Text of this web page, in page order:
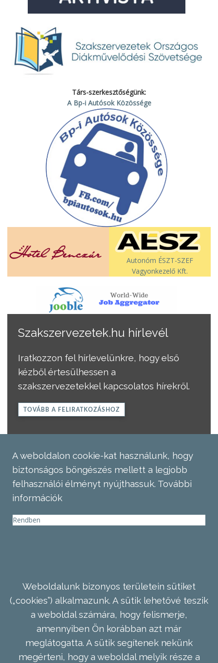
Társ-szerkesztőségünk:
A Bp-i Autósok Közössége
Autonóm ÉSZT-SZEF
Vagyonkezelő Kft.
Szakszervezetek.hu hírlevél
Iratkozzon fel hírlevelünkre, hogy első
kézből értesülhessen a
szakszervezetekkel kapcsolatos hírekről.
TOVÁBB A FELIRATKOZÁSHOZ
A weboldalon cookie-kat használunk, hogy
biztonságos böngészés mellett a legjobb
felhasználói élményt nyújthassuk. További
információk
Rendben
Weboldalunk bizonyos területein sütiket
(„cookies”) alkalmazunk. A sütik lehetővé teszik
a weboldal számára, hogy felismerje,
amennyiben Ön korábban azt már
meglátogatta. A sütik segítenek nekünk
megérteni, hogy a weboldal melyik része a